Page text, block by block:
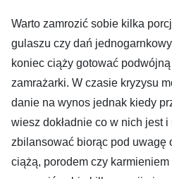
Warto zamrozić sobie kilka
gulaszu czy dań
koniec ciąży gotować
zamrażarki. W czasie kryzysu
danie na wynos jednak kiedy
wiesz dokładnie co w nich jest
zbilansować biorąc pod uwagę
ciążą, porodem czy karmieniem